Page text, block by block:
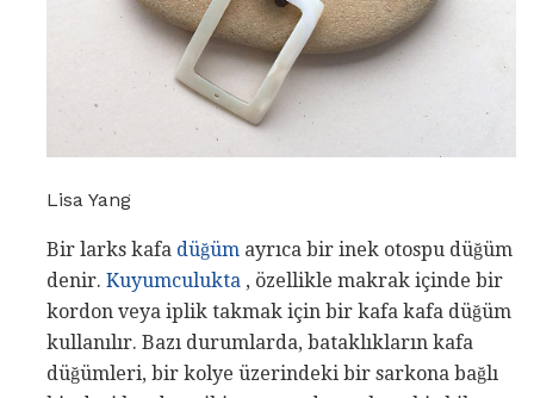
Lisa Yang
Bir larks kafa düğüm ayrıca bir inek otospu düğüm
denir. Kuyumculukta , özellikle makrak içinde bir
kordon veya iplik takmak için bir kafa kafa düğüm
kullanılır. Bazı durumlarda, bataklıkların kafa
düğümleri, bir kolye üzerindeki bir sarkona bağlı